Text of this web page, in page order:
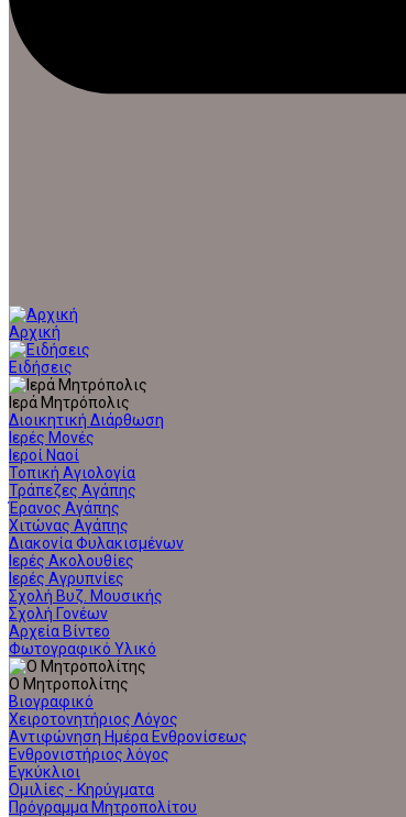
Αρχική
Ειδήσεις
Ιερά Μητρόπολις
Διοικητική Διάρθωση
Ιερές Μονές
Ιεροί Ναοί
Τοπική Αγιολογία
Τράπεζες Αγάπης
Έρανος Αγάπης
Χιτώνας Αγάπης
Διακονία Φυλακισμένων
Ιερές Ακολουθίες
Ιερές Αγρυπνίες
Σχολή Βυζ. Μουσικής
Σχολή Γονέων
Αρχεία Βίντεο
Φωτογραφικό Υλικό
Ο Μητροπολίτης
Βιογραφικό
Χειροτονητήριος Λόγος
Αντιφώνηση Ημέρα Ενθρονίσεως
Ενθρονιστήριος λόγος
Εγκύκλιοι
Ομιλίες - Κηρύγματα
Πρόγραμμα Μητροπολίτου